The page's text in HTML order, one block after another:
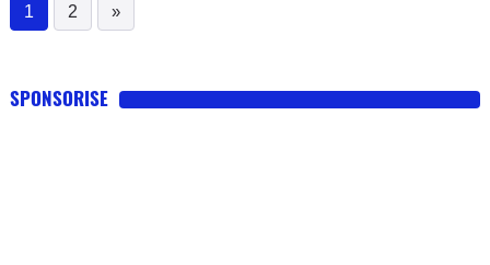
1
(current)
2 »
SPONSORISE